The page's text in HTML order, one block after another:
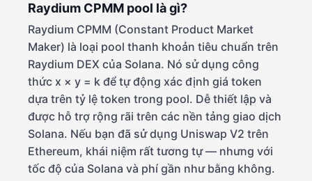
Raydium CPMM pool là gì?
Raydium CPMM (Constant Product Market
Maker) là loại pool thanh khoản tiêu chuẩn trên
Raydium DEX của Solana. Nó sử dụng công
thức x × y = k để tự động xác định giá token
dựa trên tỷ lệ token trong pool. Dễ thiết lập và
được hỗ trợ rộng rãi trên các nền tảng giao dịch
Solana. Nếu bạn đã sử dụng Uniswap V2 trên
Ethereum, khái niệm rất tương tự — nhưng với
tốc độ của Solana và phí gần như bằng không.